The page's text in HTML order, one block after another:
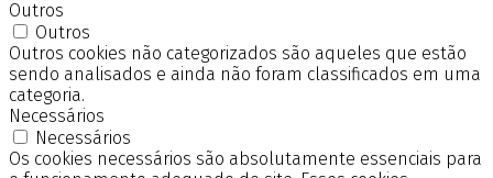
Outros
Outros
Outros cookies não categorizados são aqueles que estão
sendo analisados e ainda não foram classificados em uma
categoria.
Necessários
Necessários
Os cookies necessários são absolutamente essenciais para